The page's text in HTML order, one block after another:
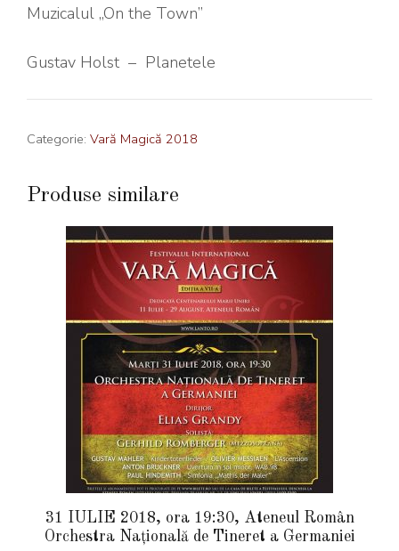
Muzicalul „On the Town”
Gustav Holst – Planetele
Categorie: Vară Magică 2018
Produse similare
31 IULIE 2018, ora 19:30, Ateneul Român
Orchestra Națională de Tineret a Germaniei